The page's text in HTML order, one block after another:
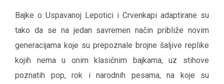
Bajke o Uspavanoj Lepotici i Crvenkapi adaptirane su
tako da se na jedan savremen način približe novim
generacijama koje su prepoznale brojne šaljive replike
kojih nema u onim klasičnim bajkama, uz stihove
poznatih pop, rok i narodnih pesama, na koje su